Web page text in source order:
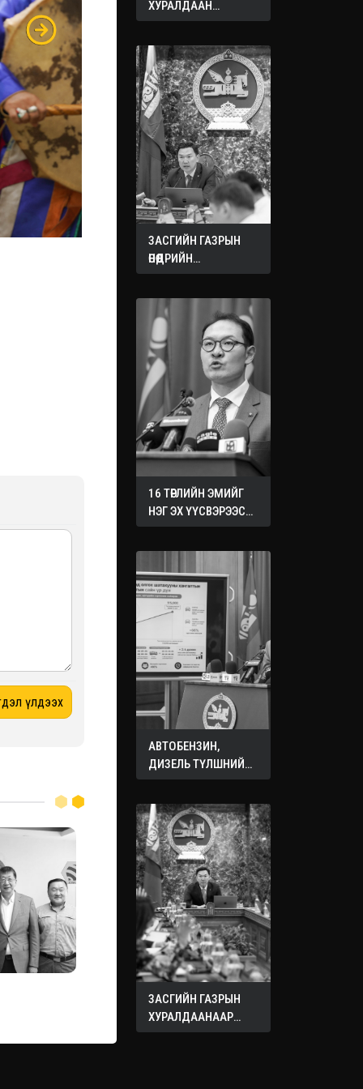
ЭХЭЛЛЭЭ
ЗАСГИЙН ГАЗРЫН
ӨНӨӨДРИЙН
ХУРАЛДААНААС
ШИЙДВЭРҮҮД
16 ТӨРЛИЙН ЭМИЙГ
НЭГ ЭХ ҮҮСВЭРЭЭС
ХУДАЛДАН АВАХ
АВТОБЕНЗИН,
ДИЗЕЛЬ ТҮЛШНИЙ
ОНЦГОЙ АЛБАН
ЗАСГИЙН ГАЗРЫН
ХУРАЛДААНААР
ХЭЛЭЛЦЭЖ БУЙ